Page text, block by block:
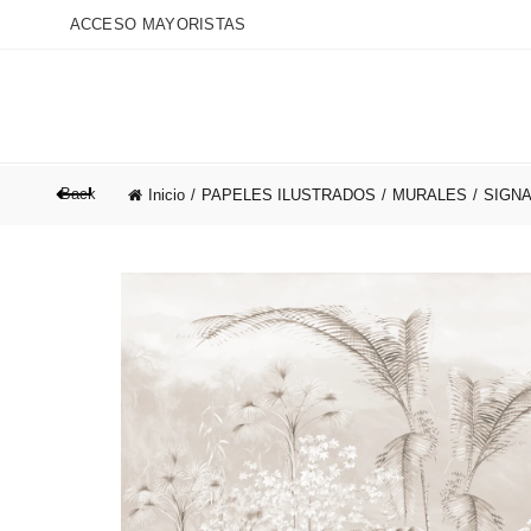
ACCESO MAYORISTAS
ALCHEMYST´S BLOG
Back Inicio PAPELES ILUSTRADOS MURALES